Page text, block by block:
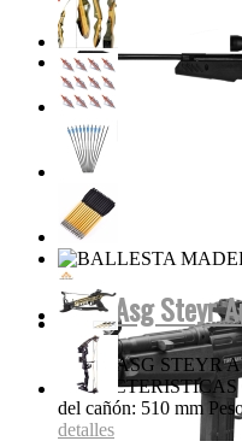
Tippmann
Eléctrico...
Características Super
electroneumático
Rifle Asg Steyr
RIFLE ASG STEYR
CARACTERISTICAS
del cañón: 510 mm
detalles